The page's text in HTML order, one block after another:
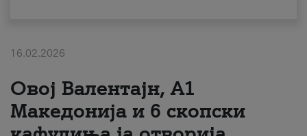
#ПодобарОнлајн
16.02.2026
Овој Валентајн, A1
Македонија и 6 скопски